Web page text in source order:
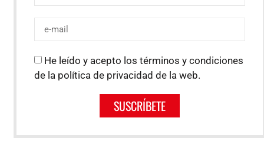
He leído y acepto los términos y condiciones
de la política de privacidad de la web.
SUSCRÍBETE